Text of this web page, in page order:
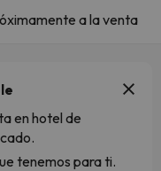
a la venta
en hotel de
tenemos para ti.